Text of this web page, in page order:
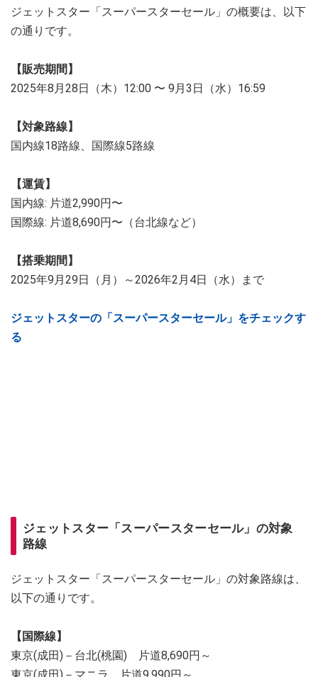
ジェットスター「スーパースターセール」の概要は、以下
の通りです。
【販売期間】
2025年8月28日（木）12:00 〜 9月3日（水）16:59
【対象路線】
国内線18路線、国際線5路線
【運賃】
国内線: 片道2,990円〜
国際線: 片道8,690円〜（台北線など）
【搭乗期間】
2025年9月29日（月）～2026年2月4日（水）まで
ジェットスターの「スーパースターセール」をチェックす
る
ジェットスター「スーパースターセール」の対象
路線
ジェットスター「スーパースターセール」の対象路線は、
以下の通りです。
【国際線】
東京(成田)－台北(桃園) 片道8,690円～